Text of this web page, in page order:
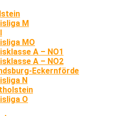
M
MO
A – NO1
A – NO2
Eckernförde
N
O